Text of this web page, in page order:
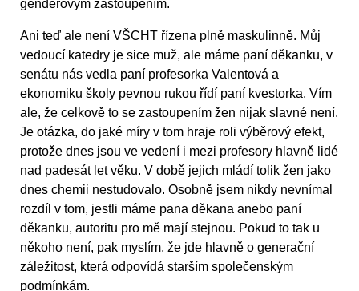
genderovým zastoupením.
Ani teď ale není VŠCHT řízena plně maskulinně. Můj
vedoucí katedry je sice muž, ale máme paní děkanku, v
senátu nás vedla paní profesorka Valentová a
ekonomiku školy pevnou rukou řídí paní kvestorka. Vím
ale, že celkově to se zastoupením žen nijak slavné není.
Je otázka, do jaké míry v tom hraje roli výběrový efekt,
protože dnes jsou ve vedení i mezi profesory hlavně lidé
nad padesát let věku. V době jejich mládí tolik žen jako
dnes chemii nestudovalo. Osobně jsem nikdy nevnímal
rozdíl v tom, jestli máme pana děkana anebo paní
děkanku, autoritu pro mě mají stejnou. Pokud to tak u
někoho není, pak myslím, že jde hlavně o generační
záležitost, která odpovídá starším společenským
podmínkám.